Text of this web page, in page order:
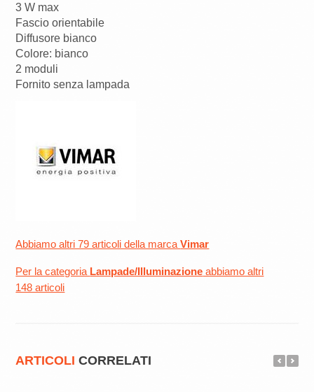
3 W max
Fascio orientabile
Diffusore bianco
Colore: bianco
2 moduli
Fornito senza lampada
Abbiamo altri 79 articoli della marcaVimar
Per la categoria Lampade/Illuminazione abbiamo altri
148 articoli
ARTICOLI CORRELATI